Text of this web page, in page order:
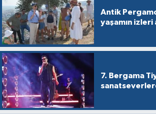
Antik
yaşamın izleri
7. Bergama
sanatseverlere